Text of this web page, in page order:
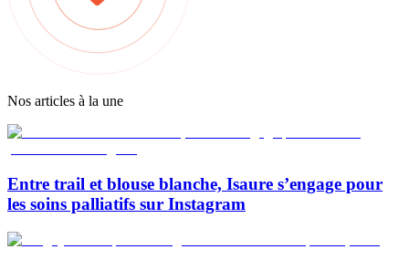
Nos articles à la une
Entre trail et blouse blanche, Isaure s’engage pour
les soins palliatifs sur Instagram